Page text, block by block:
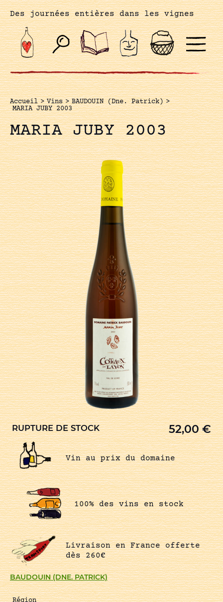
Des journées entières dans les vignes
Accueil > Vins > BAUDOUIN (Dne. Patrick) >
MARIA JUBY 2003
MARIA JUBY 2003
BAUDOUIN (DNE. PATRICK)
RUPTURE DE STOCK 52,00€
Vin au prix du domaine
100% des vins en stock
Livraison en France offerte
dès 260€